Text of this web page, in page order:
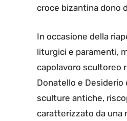
croce bizantina dono
In occasione della
liturgici e paramenti,
capolavoro scultoreo
Donatello e
sculture antiche,
caratterizzato da una